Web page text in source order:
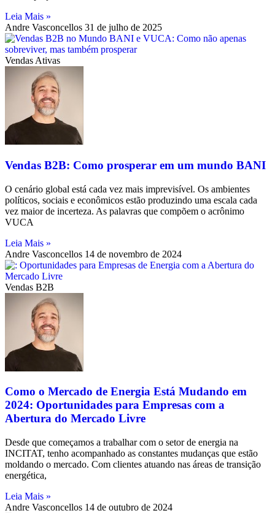
Leia Mais »
Andre Vasconcellos 31 de julho de 2025
Vendas Ativas
Vendas B2B: Como prosperar em um mundo BANI
O cenário global está cada vez mais imprevisível. Os ambientes
políticos, sociais e econômicos estão produzindo uma escala cada
vez maior de incerteza. As palavras que compõem o acrônimo
VUCA
Leia Mais »
Andre Vasconcellos 14 de novembro de 2024
Vendas B2B
Como o Mercado de Energia Está Mudando em
2024: Oportunidades para Empresas com a
Abertura do Mercado Livre
Desde que começamos a trabalhar com o setor de energia na
INCITAT, tenho acompanhado as constantes mudanças que estão
moldando o mercado. Com clientes atuando nas áreas de transição
energética,
Leia Mais »
Andre Vasconcellos 14 de outubro de 2024